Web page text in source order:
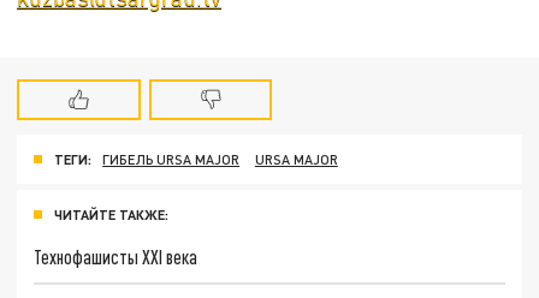
ТЕГИ: ГИБЕЛЬ URSA MAJOR URSA MAJOR
ЧИТАЙТЕ ТАКЖЕ:
Технофашисты XXI века